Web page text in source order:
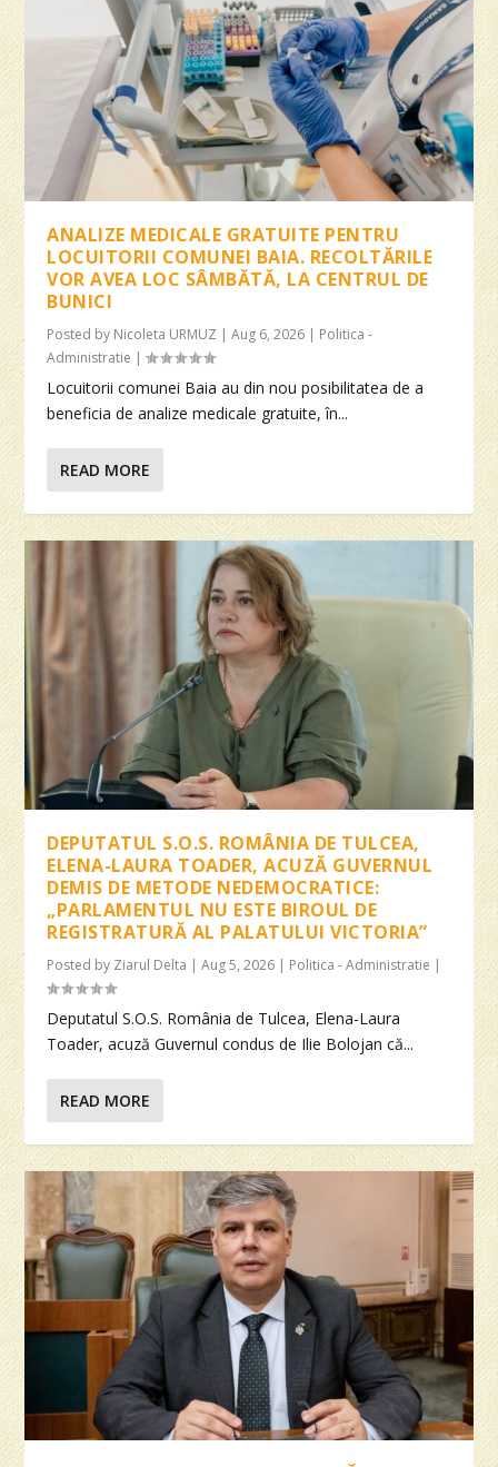
ANALIZE MEDICALE GRATUITE PENTRU
LOCUITORII COMUNEI BAIA. RECOLTĂRILE
VOR AVEA LOC SÂMBĂTĂ, LA CENTRUL DE
BUNICI
Posted by Nicoleta URMUZ |Aug 6, 2026 | Politica -
Administratie |
Locuitorii comunei Baia au din nou posibilitatea de a
beneficia de analize medicale gratuite, în...
READ MORE
DEPUTATUL S.O.S. ROMÂNIA DE TULCEA,
ELENA-LAURA TOADER, ACUZĂ GUVERNUL
DEMIS DE METODE NEDEMOCRATICE:
„PARLAMENTUL NU ESTE BIROUL DE
REGISTRATURĂ AL PALATULUI VICTORIA”
Posted by Ziarul Delta |Aug 5, 2026 | Politica - Administratie |
Deputatul S.O.S. România de Tulcea, Elena-Laura
Toader, acuză Guvernul condus de Ilie Bolojan că...
READ MORE